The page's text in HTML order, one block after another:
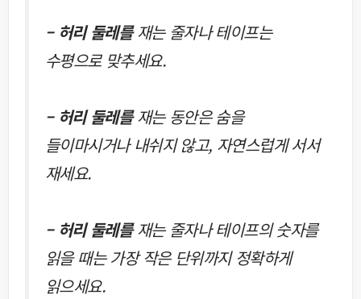
– 허리 둘레를재는 줄자나 테이프는
수평으로 맞추세요.
– 허리 둘레를재는 동안은 숨을
들이마시거나 내쉬지 않고, 자연스럽게 서서
재세요.
– 허리 둘레를재는 줄자나 테이프의 숫자를
읽을 때는 가장 작은 단위까지 정확하게
읽으세요.